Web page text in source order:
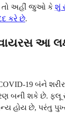
તો અહીં જુઓ કે શું
કરે છે.
આ
19 બંને
બની શકે છે. ફ્લૂ
હોય છે, પરંતુ